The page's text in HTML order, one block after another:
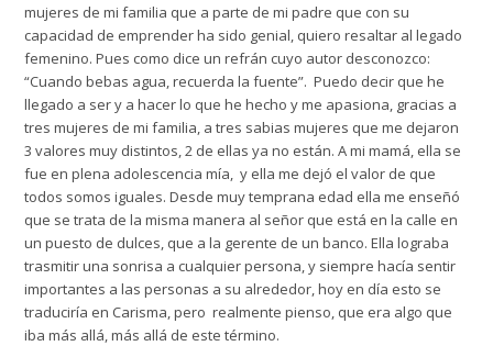
mujeres de mi familia que a parte de mipadre que con su
capacidad de emprender ha sido genial, quiero resaltar al legado
femenino. Pues como dice un refrán cuyo autor desconozco:
“Cuando bebas agua, recuerda la fuente”. Puedo decir que he
llegado a ser y a hacerlo que he hecho y me apasiona, gracias a
tres mujeres de mi familia, a tres sabias mujeres que me dejaron
3 valores muy distintos, 2 de ellas ya no están. A mimamá, ella se
fue en plena adolescencia mía, y ella me dejó el valor de que
todos somos iguales. Desde muy temprana edad ella me enseñó
que se trata de la misma manera al señor que está en la calle en
un puesto de dulces, que a la gerente de un banco. Ella lograba
trasmitir una sonrisa a cualquier persona, y siempre hacía sentir
importantes a las personas a su alrededor, hoy en día esto se
traduciría en Carisma, pero realmente pienso, que era algo que
iba más allá, más allá de este término.